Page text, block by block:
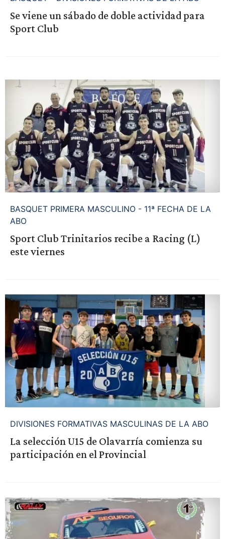
Se viene un sábado de doble actividad para
Sport Club
BASQUET PRIMERA MASCULINO - 11ª FECHA DE LA
ABO
Sport Club Trinitarios recibe a Racing (L)
este viernes
DIVISIONES FORMATIVAS MASCULINAS DE LA ABO
La selección U15 de Olavarría comienza su
participación en el Provincial